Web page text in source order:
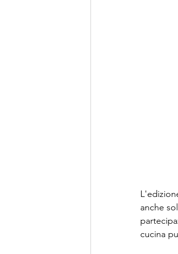
anche
cucina